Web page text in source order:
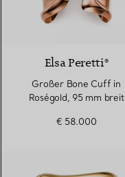
Elsa Peretti®
Großer Bone Cuff in
Roségold, 95 mm breit
€ 58.000